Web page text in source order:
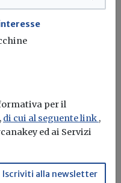
promosso da Rilegno
per il
di cui al seguente link ,
ed ai Servizi
Iscriviti alla newsletter